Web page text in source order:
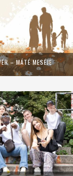
– MÁTÉ MESÉJE